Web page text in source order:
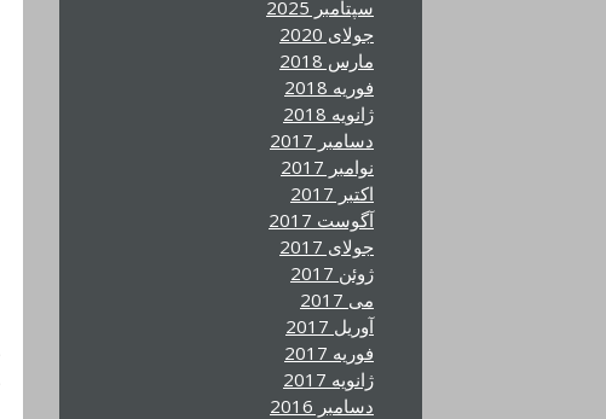
سپتامبر 2025
جولای 2020
مارس 2018
فوریه 2018
ژانویه 2018
دسامبر 2017
نوامبر 2017
اکتبر 2017
آگوست 2017
جولای 2017
ژوئن 2017
می 2017
آوریل 2017
فوریه 2017
ژانویه 2017
دسامبر 2016